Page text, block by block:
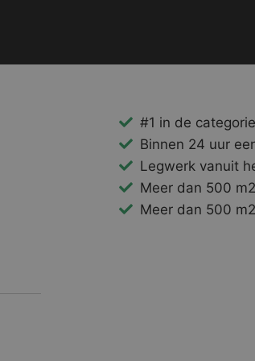
#1 in de
Binnen 24 uur
Legwerk vanuit
Meer dan 500
Meer dan 500